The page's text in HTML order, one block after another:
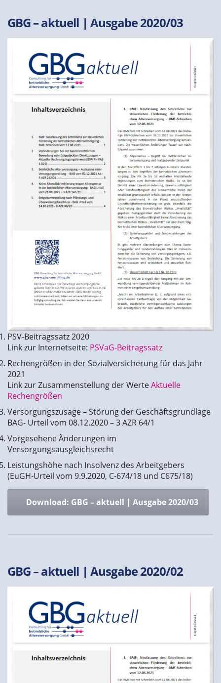
GBG – aktuell | Ausgabe 2020/03
PSV-Beitragssatz 2020
Link zur Internetseite: PSVaG-Beitragssatz
Rechengrößen in der Sozialversicherung für das Jahr
2021
Link zur Zusammenstellung der WerteAktuelle
Rechengrößen
Versorgungszusage – Störung der Geschäftsgrundlage
BAG- Urteil vom 08.12.2020 – 3 AZR 64/1
Vorgesehene Änderungen im
Versorgungsausgleichsrecht
Leistungshöhe nach Insolvenz des Arbeitgebers
(EuGH-Urteil vom 9.9.2020, C-674/18 und C675/18)
Download: GBG – aktuell | Ausgabe 2020/03
GBG – aktuell | Ausgabe 2020/02